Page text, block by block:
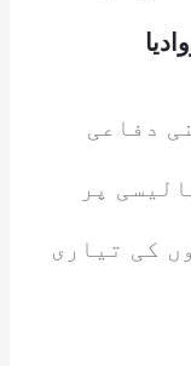
دفاعی
پر
کی تیاری